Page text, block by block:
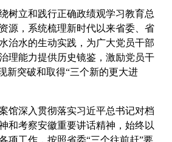
树立和践行正确政绩观学习教育总
源，系统梳理新时代以来省委、省
治水的生动实践，为广大党员干部
理能力提供历史镜鉴，激励党员干
新突破和取得“三个新的更大进
馆深入贯彻落实习近平总书记对档
和考察安徽重要讲话精神，始终以
项工作，按照省委“三个往前赶”要